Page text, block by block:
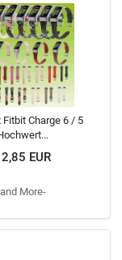
Fitbit Charge 6 / 5
EUR
More-